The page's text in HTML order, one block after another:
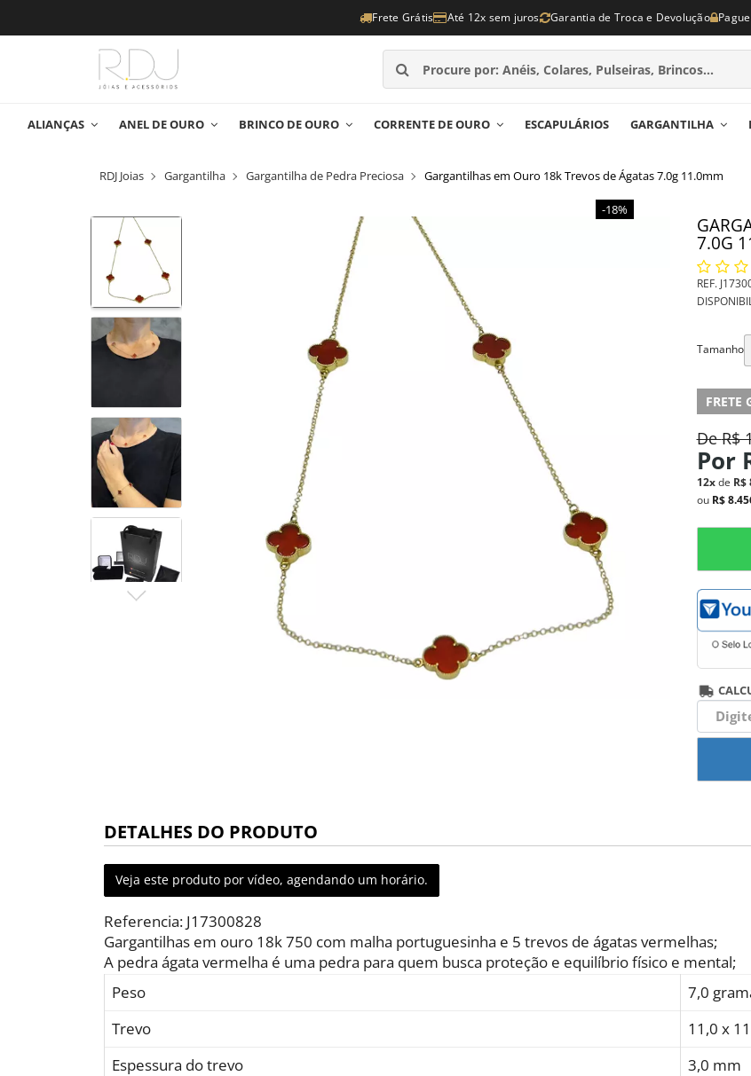
Frete Grátis Até 12x sem juros Garantia de Troca e Devolução
ALIANÇAS ANEL DE OURO BRINCO DE OURO CORRENTE DE OURO ESCAPULÁRIOS GARGANTILHA
RDJ Joias Gargantilha Gargantilha de Pedra Preciosa Gargantilhas em Ouro 18k Trevos de Ágatas 7.0g 11.0mm
-18%
7.0G
REF.
Tamanho
FRETE
DeR$
Por
12xde R$
ou R$
DETALHES DO PRODUTO
Veja este produto por vídeo, agendando um horário.
Referencia: J17300828
Gargantilhas em ouro 18k 750 com malha portuguesinha e 5 trevos de ágatas vermelhas;
A pedra ágata vermelha é uma pedra para quem busca proteção e equilíbrio físico e mental;
Peso
7,0
Trevo
11,0 x
Espessura do trevo
3,0 mm